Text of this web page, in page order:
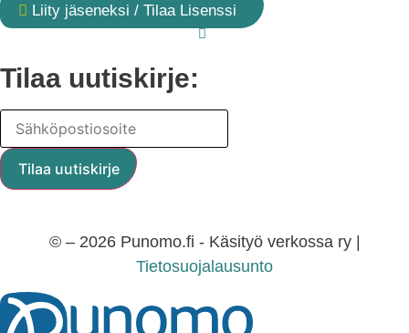
Liity jäseneksi / Tilaa Lisenssi
Tilaa uutiskirje:
© – 2026 Punomo.fi - Käsityö verkossa ry |
Tietosuojalausunto